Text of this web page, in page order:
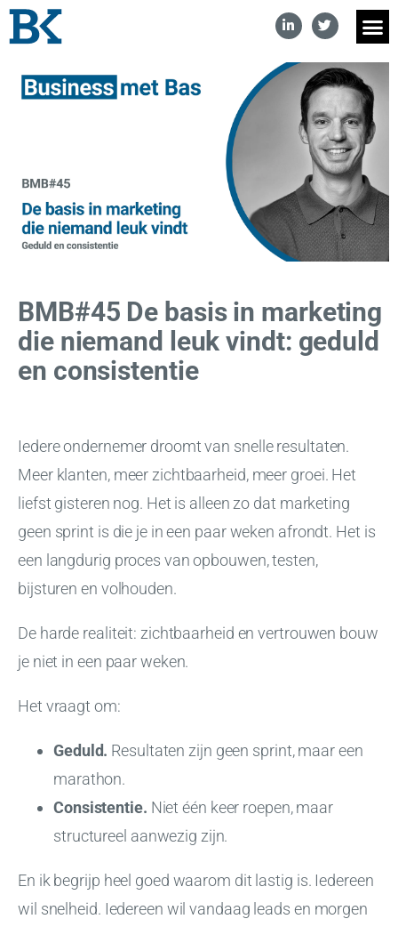
BMB#45 De basis in marketing
die niemand leuk vindt: geduld
en consistentie
Iedere ondernemer droomt van snelle resultaten.
Meer klanten, meer zichtbaarheid, meer groei. Het
liefst gisteren nog. Het is alleen zo dat marketing
geen sprint is die je in een paar weken afrondt. Het is
een langdurig proces van opbouwen, testen,
bijsturen en volhouden.
De harde realiteit: zichtbaarheid en vertrouwen bouw
je niet in een paar weken.
Het vraagt om:
Geduld. Resultaten zijn geen sprint, maar een
marathon.
Consistentie. Niet één keer roepen, maar
structureel aanwezig zijn.
En ik begrijp heel goed waarom dit lastig is. Iedereen
wil snelheid. Iedereen wil vandaag leads en morgen